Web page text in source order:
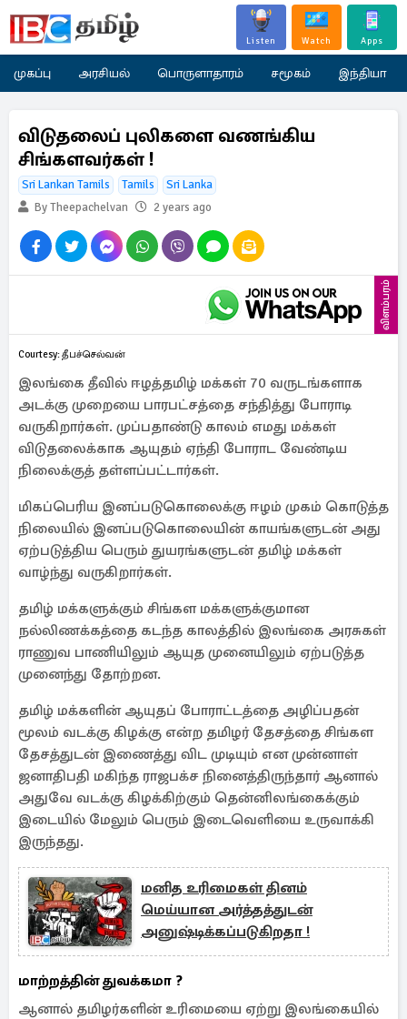
Listen Watch Apps
முகப்பு அரசியல் பொருளாதாரம் சமூகம் இந்தியா
விடுதலைப் புலிகளை வணங்கிய
சிங்களவர்கள் !
Sri Lankan Tamils Tamils
Sri Lanka
By Theepachelvan
2 years ago
விளம்பரம்
Courtesy: தீபச்செல்வன்
இலங்கை தீவில் ஈழத்தமிழ் மக்கள் 70 வருடங்களாக
அடக்கு முறையை பாரபட்சத்தை சந்தித்து போராடி
வருகிறார்கள். முப்பதாண்டு காலம் எமது மக்கள்
விடுதலைக்காக ஆயுதம் ஏந்தி போராட வேண்டிய
நிலைக்குத் தள்ளப்பட்டார்கள்.
மிகப்பெரிய இனப்படுகொலைக்கு ஈழம் முகம் கொடுத்த
நிலையில் இனப்படுகொலையின் காயங்களுடன் அது
ஏற்படுத்திய பெரும் துயரங்களுடன் தமிழ் மக்கள்
வாழ்ந்து வருகிறார்கள்.
தமிழ் மக்களுக்கும் சிங்கள மக்களுக்குமான
நல்லிணக்கத்தை கடந்த காலத்தில் இலங்கை அரசுகள்
ராணுவ பாணியிலும் ஆயுத முனையிலும் ஏற்படுத்த
முனைந்து தோற்றன.
தமிழ் மக்களின் ஆயுதப் போராட்டத்தை அழிப்பதன்
மூலம் வடக்கு கிழக்கு என்ற தமிழர் தேசத்தை சிங்கள
தேசத்துடன் இணைத்து விட முடியும் என முன்னாள்
ஜனாதிபதி மகிந்த ராஜபக்ச நினைத்திருந்தார் ஆனால்
அதுவே வடக்கு கிழக்கிற்கும் தென்னிலங்கைக்கும்
இடையில் மேலும் பெரும் இடைவெளியை உருவாக்கி
இருந்தது.
மனித உரிமைகள் தினம்
மெய்யான அர்த்தத்துடன்
அனுஷ்டிக்கப்படுகிறதா !
மாற்றத்தின் துவக்கமா ?
ஆனால் தமிழர்களின் உரிமையை ஏற்று இலங்கையில்